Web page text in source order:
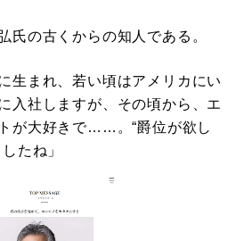
の古くからの知人である。
生まれ、若い頃はアメリカにい
入社しますが、その頃から、エ
が大好きで……。“爵位が欲し
たね」